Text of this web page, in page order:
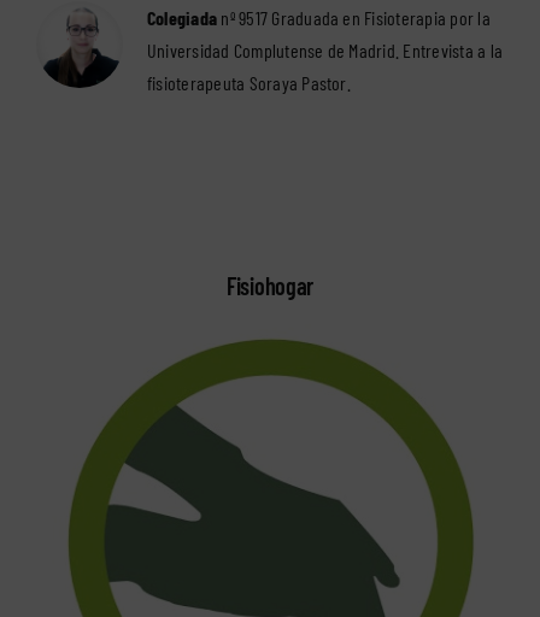
Colegiada nº 9517 Graduada en Fisioterapia por la
Universidad Complutense de Madrid. Entrevista a la
fisioterapeuta Soraya Pastor
Fisiohogar